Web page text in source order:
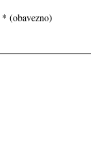
* (obavezno)